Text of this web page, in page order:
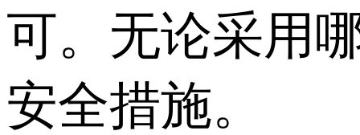
可。无论采用
安全措施。